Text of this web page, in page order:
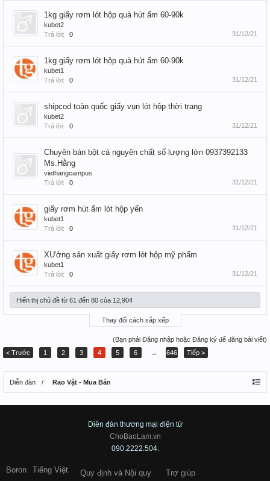
1kg giấy rơm lót hộp quà hút ẩm 60-90k
kubet2
Trả lời:
0 31/12/21
1kg giấy rơm lót hộp quà hút ẩm 60-90k
kubet1
Trả lời:
0 31/12/21
shipcod toàn quốc giấy vụn lót hộp thời trang
kubet2
Trả lời:
0 31/12/21
Chuyên bán bột cá nguyên chất số lượng lớn 0937392133
Ms.Hằng
viethangcampus
Trả lời:
0 31/12/21
giấy rơm hút ẩm lót hộp yến
kubet1
Trả lời:
0 31/12/21
XƯởng sản xuất giấy rơm lót hộp mỹ phẩm
kubet1
Trả lời:
0 31/12/21
Hiển thị chủ đề từ 61 đến 80 của 12,904
Thay đổi cách sắp xếp
(Bạn phải Đăng nhập hoặc Đăng ký để đăng bài viết)
< Trước
1 2 3 4 5 6 → 646 Tiếp >
Diễn đàn Rao Vặt - Mua Bán
Diên đàn thương mại điện tử
ChoBaoLam.vn
090.2222.504.
Boron Tiếng Việt Quy định và Nội quy Trợ giúp